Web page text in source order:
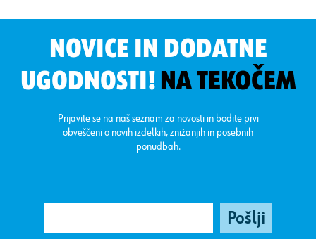
NOVICE IN DODATNE
UGODNOSTI! NA TEKOČEM
Prijavite se na naš seznam za novosti in bodite prvi
obveščeni o novih izdelkih, znižanjih in posebnih
ponudbah.